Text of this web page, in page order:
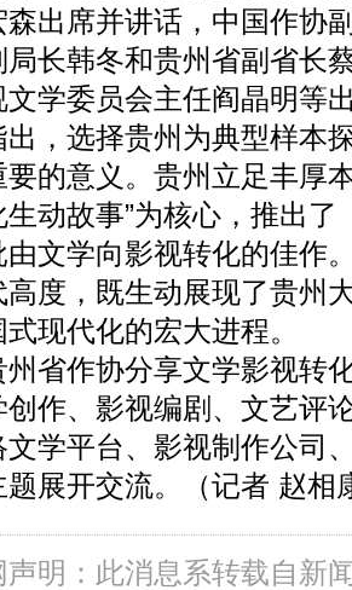
出席并讲话，中国作协
长韩冬和贵州省副省长
学委员会主任阎晶明等
选择贵州为典型样本
的意义。贵州立足丰厚
动故事”为核心，推出
文学向影视转化的佳作
度，既生动展现了贵州
现代化的宏大进程。
作协分享文学影视转
作、影视编剧、文艺评
文学平台、影视制作公司
题展开交流。（记者 赵相
明：此消息系转载自新